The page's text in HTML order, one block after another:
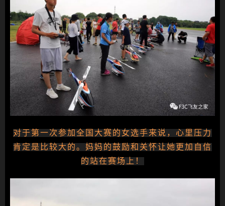
对于第一次参加全国大赛的女选手来说，心里压力
肯定是比较大的。妈妈的鼓励和关怀让她更加自信
的站在赛场上！